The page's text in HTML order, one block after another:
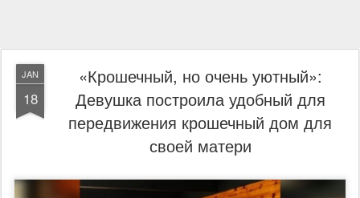
JAN
18
«Крошечный, но очень уютный»:
Девушка построила удобный для
передвижения крошечный дом для
своей матери